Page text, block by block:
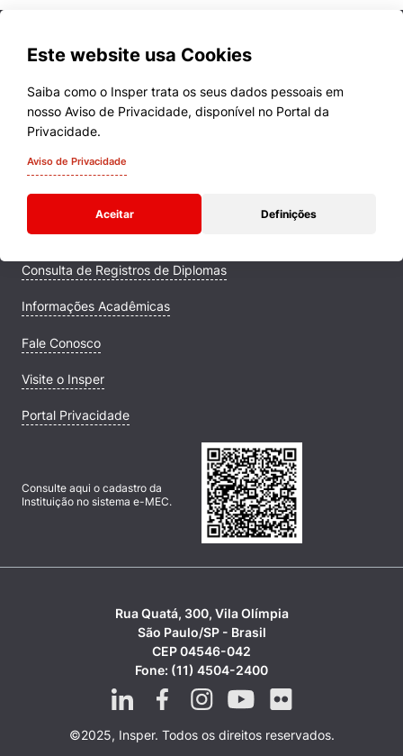
Este website usa Cookies
Saiba como o Insper trata os seus dados pessoais em
nosso Aviso de Privacidade, disponível no Portal da
Privacidade.
Aviso de Privacidade
Aceitar Definições
Cursos
Quem Somos
Comunidade Transforme
Campus
Consulta de Registros de Diplomas
Informações Acadêmicas
Fale Conosco
Visite o Insper
Portal Privacidade
Consulte aqui o cadastro da
Instituição no sistema e-MEC.
Rua Quatá, 300, Vila Olímpia
São Paulo/SP - Brasil
CEP 04546-042
Fone: (11) 4504-2400
©2025, Insper. Todos os direitos reservados.